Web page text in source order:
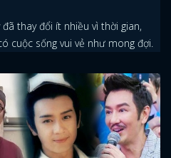
thay đổi ít nhiều vì thời gian,
cuộc sống vui vẻ như mong đợi.